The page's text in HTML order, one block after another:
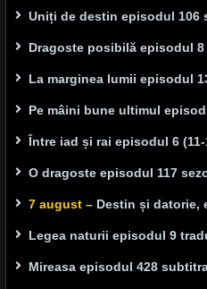
Uniți de destin episodul 106
Dragoste posibilă episodul
La marginea lumii episodul
Pe mâini bune ultimul
Între iad și rai episodul 6
O dragoste episodul 117
7 august – Destin și datorie,
Legea naturii episodul 9
Mireasa episodul 428